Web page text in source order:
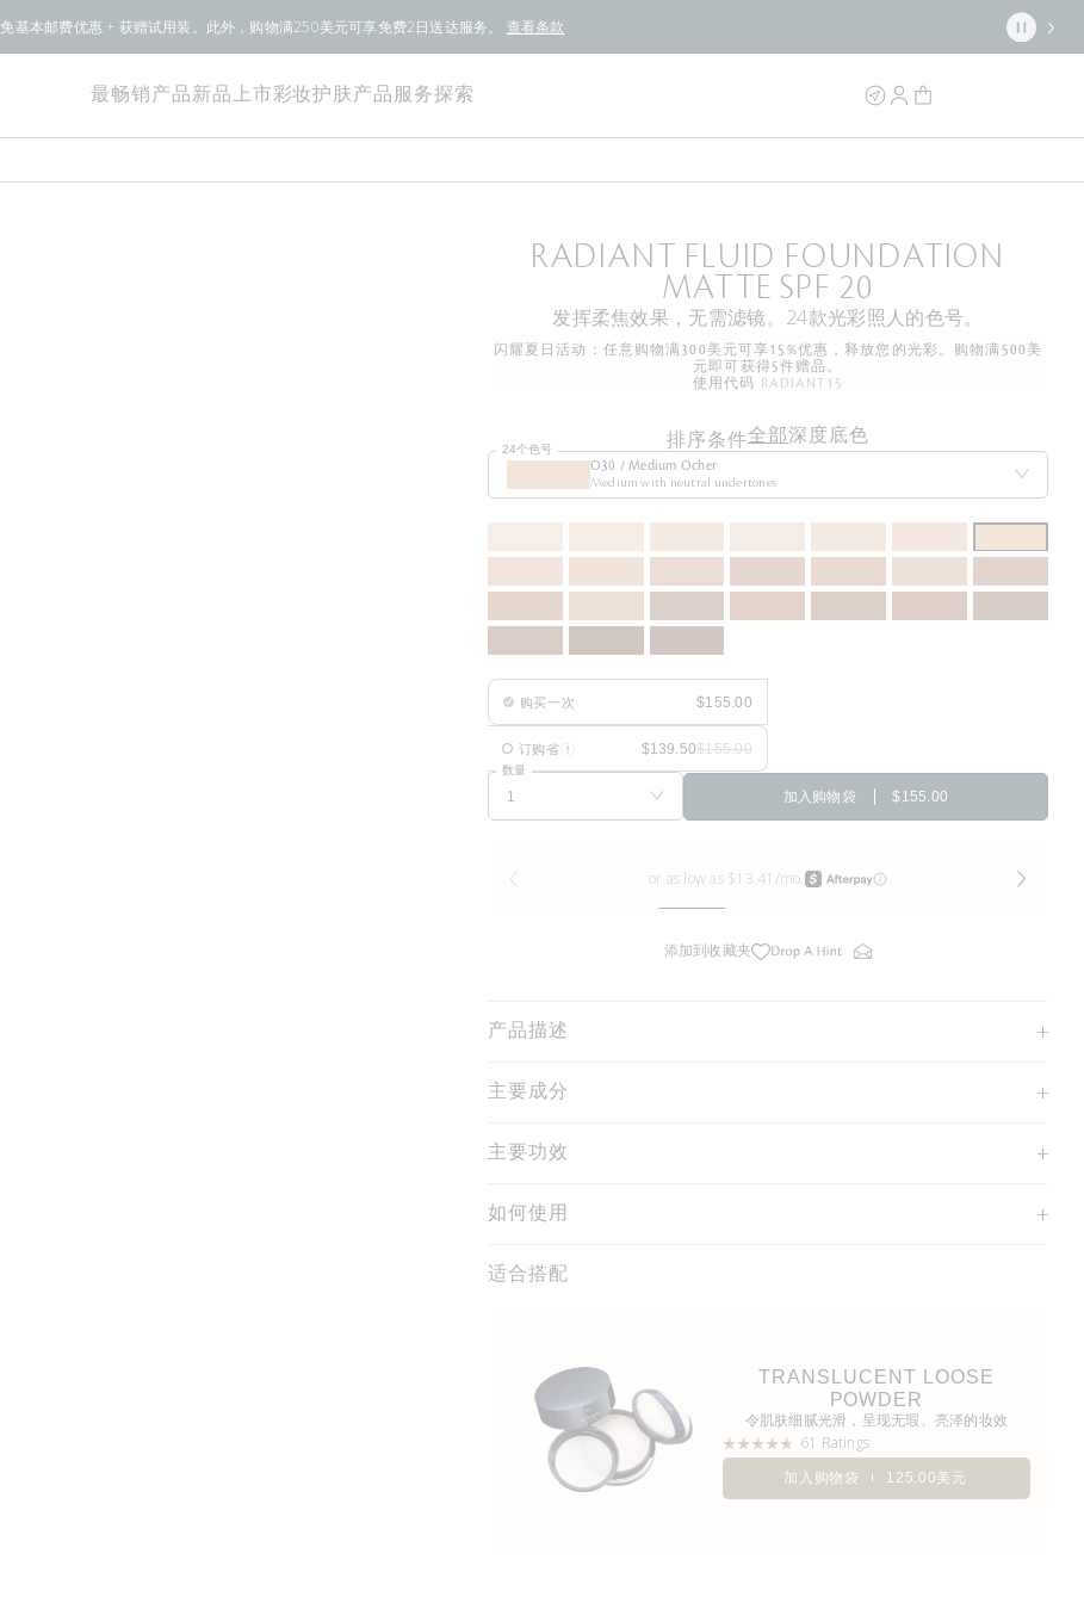
免基本邮费优惠 + 获赠试用装。此外，购物满250美元可享免费2日送达服务。 查看条款
最畅销产品新品上市 彩妆护肤产品 服务探索
RADIANT FLUID FOUNDATION
MATTE SPF 20
发挥柔焦效果，无需滤镜。24款光彩照人的色号。
闪耀夏日活动：任意购物满300美元可享15%优惠，释放您的光彩。购物满500美
元即可获得5件赠品。
使用代码
RADIANT15
排序条件全部深度底色
24个色号
O30 / Medium Ocher
Medium with neutral undertones
购买一次
订购省
数量
加入购物袋 $155.00
添加到收藏夹
产品描述
主要成分
主要功效
如何使用
适合搭配
TRANSLUCENT LOOSE
POWDER
令肌肤细腻光滑，呈现无瑕、亮泽的妆效
61 Ratings
加入购物袋 125.00美元